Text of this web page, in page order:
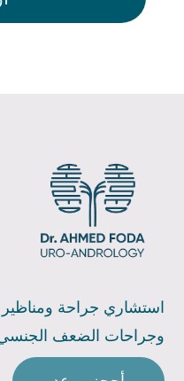
استشاري جراحة ومناظير
وجراحات الضعف الجنسي